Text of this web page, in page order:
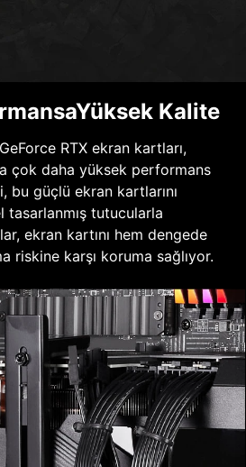
Kalite
RTX ekran kartları,
çok daha yüksek performans
bu güçlü ekran kartlarını
tutucularla
ekran kartını hem dengede
riskine karşı koruma sağlıyor.